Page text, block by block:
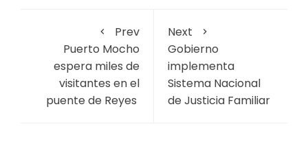
Prev
Puerto Mocho
espera miles de
visitantes en el
puente de Reyes
Next
Gobierno
implementa
Sistema Nacional
de Justicia Familiar